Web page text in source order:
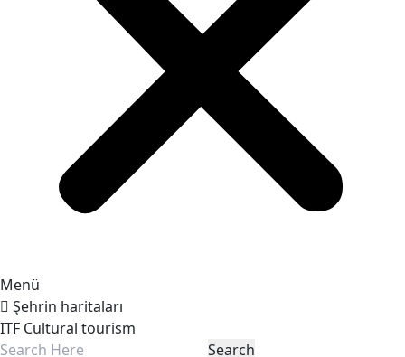
Menü
Şehrin haritaları
ITF Cultural tourism